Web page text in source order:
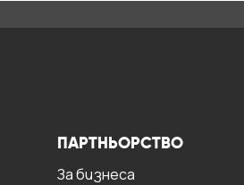
ПАРТНЬОРСТВО
За бизнесa